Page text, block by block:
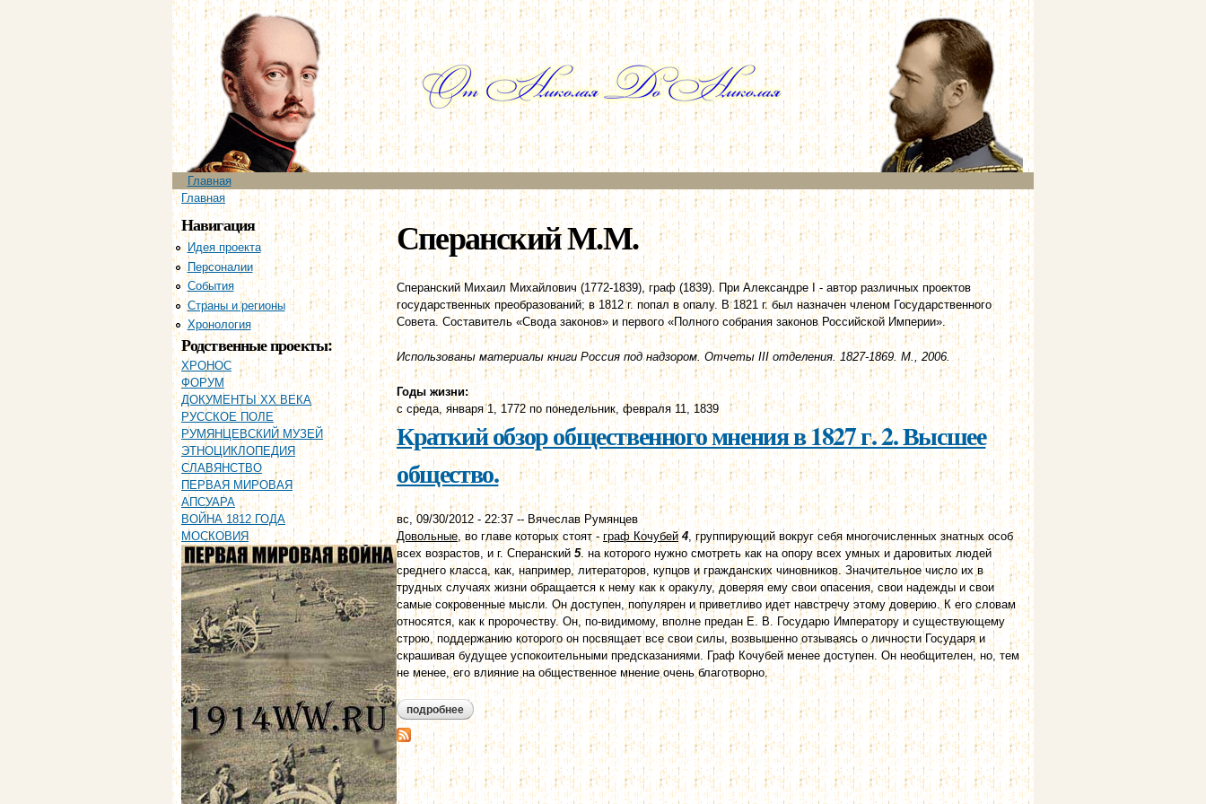
Перейти к
основному
содержанию
Главное меню
Главная
Вы здесь
Главная
Навигация
Идея проекта
Персоналии
События
Страны и регионы
Хронология
Родственные проекты:
ХРОНОС
ФОРУМ
ДОКУМЕНТЫ XX ВЕКА
РУССКОЕ ПОЛЕ
РУМЯНЦЕВСКИЙ МУЗЕЙ
ЭТНОЦИКЛОПЕДИЯ
СЛАВЯНСТВО
ПЕРВАЯ МИРОВАЯ
АПСУАРА
ВОЙНА 1812 ГОДА
МОСКОВИЯ
Сперанский М.М.
Сперанский Михаил Михайлович (1772-1839), граф (1839). При Александре I - автор различных проектов
государственных преобразований; в 1812 г. попал в опалу. В 1821 г. был назначен членом Государственного
Совета. Составитель «Свода законов» и первого «Полного собрания законов Российской Империи».
Использованы материалы книги Россия под надзором. Отчеты III отделения. 1827-1869. М., 2006.
Годы жизни:
ссреда, января 1, 1772попонедельник, февраля 11, 1839
Краткий обзор общественного мнения в 1827 г. 2. Высшее
общество.
вс, 09/30/2012 - 22:37 -- Вячеслав Румянцев
Довольные, во главе которых стоят -граф Кочубей 4 , группирующий вокруг себя многочисленных знатных особ
всех возрастов, и г. Сперанский5. на которого нужно смотреть как на опору всех умных и даровитых людей
среднего класса, как, например, литераторов, купцов и гражданских чиновников. Значительное число их в
трудных случаях жизни обращается к нему как к оракулу, доверяя ему свои опасения, свои надежды и свои
самые сокровенные мысли. Он доступен, популярен и приветливо идет навстречу этому доверию. К его словам
относятся, как к пророчеству. Он, по-видимому, вполне предан Е. В. Государю Императору и существующему
строю, поддержанию которого он посвящает все свои силы, возвышенно отзываясь о личности Государя и
скрашивая будущее успокоительными предсказаниями. Граф Кочубей менее доступен. Он необщителен, но, тем
не менее, его влияние на общественное мнение очень благотворно.
подробнее о краткий обзор общественного мнения в 1827 г. 2. высшее общество.